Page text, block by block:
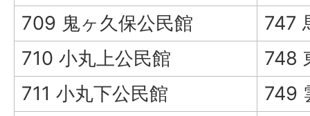
709 鬼ヶ久保公民館
747
710 小丸上公民館
748
711 小丸下公民館
749